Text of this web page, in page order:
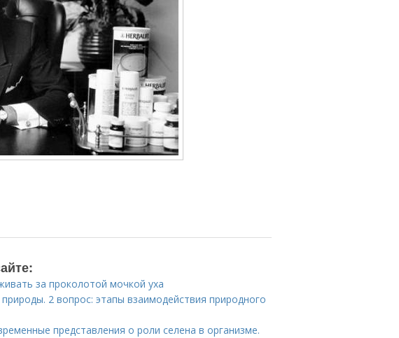
за проколотой мочкой уха
2 вопрос: этапы взаимодействия природного
представления о роли селена в организме.